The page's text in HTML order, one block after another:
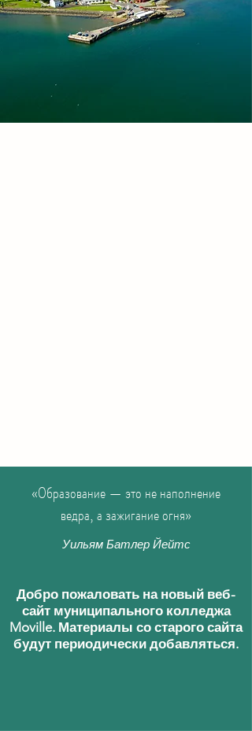
«Образование — это не наполнение
ведра, а зажигание огня»
Уильям Батлер Йейтс
Добро пожаловать на новый веб-
сайт муниципального колледжа
Moville. Материалы со старого сайта
будут периодически добавляться.